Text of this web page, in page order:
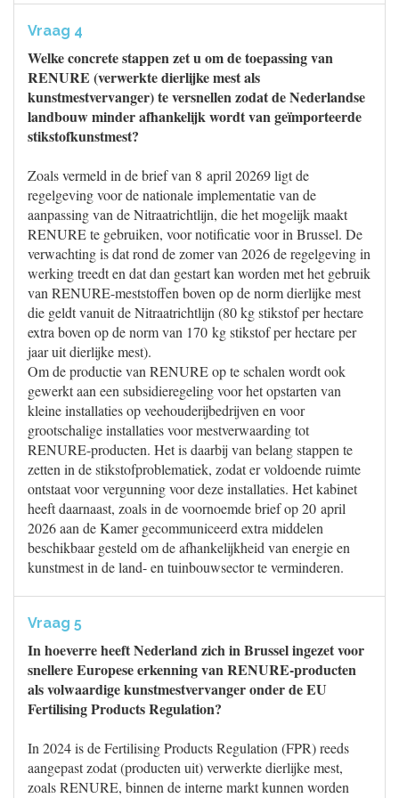
Vraag 4
Welke concrete stappen zet u om de toepassing van
RENURE (verwerkte dierlijke mest als
kunstmestvervanger) te versnellen zodat de Nederlandse
landbouw minder afhankelijk wordt van geïmporteerde
stikstofkunstmest?
Zoals vermeld in de brief van 8 april 20269 ligt de
regelgeving voor de nationale implementatie van de
aanpassing van de Nitraatrichtlijn, die het mogelijk maakt
RENURE te gebruiken, voor notificatie voor in Brussel. De
verwachting is dat rond de zomer van 2026 de regelgeving in
werking treedt en dat dan gestart kan worden met het gebruik
van RENURE-meststoffen boven op de norm dierlijke mest
die geldt vanuit de Nitraatrichtlijn (80 kg stikstof per hectare
extra boven op de norm van 170 kg stikstof per hectare per
jaar uit dierlijke mest).
Om de productie van RENURE op te schalen wordt ook
gewerkt aan een subsidieregeling voor het opstarten van
kleine installaties op veehouderijbedrijven en voor
grootschalige installaties voor mestverwaarding tot
RENURE-producten. Het is daarbij van belang stappen te
zetten in de stikstofproblematiek, zodat er voldoende ruimte
ontstaat voor vergunning voor deze installaties. Het kabinet
heeft daarnaast, zoals in de voornoemde brief op 20 april
2026 aan de Kamer gecommuniceerd extra middelen
beschikbaar gesteld om de afhankelijkheid van energie en
kunstmest in de land- en tuinbouwsector te verminderen.
Vraag 5
In hoeverre heeft Nederland zich in Brussel ingezet voor
snellere Europese erkenning van RENURE-producten
als volwaardige kunstmestvervanger onder de EU
Fertilising Products Regulation?
In 2024 is de Fertilising Products Regulation (FPR) reeds
aangepast zodat (producten uit) verwerkte dierlijke mest,
zoals RENURE, binnen de interne markt kunnen worden